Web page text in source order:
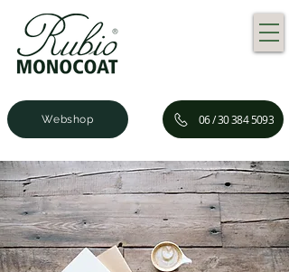
Webshop 06 / 30 384 5093